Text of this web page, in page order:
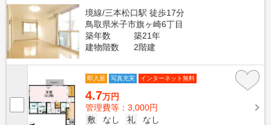
境線/三本松口駅 徒歩17分
鳥取県米子市旗ヶ崎6丁目
築年数
築21年
建物階数
2階建
即入居 写真充実 インターネット無料
4.7万円
管理費等：3,000円
敷
なし 礼
なし